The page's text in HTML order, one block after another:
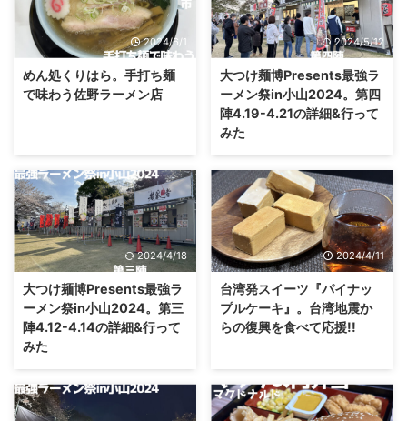
2024/6/1
めん処くりはら。手打ち麺
で味わう佐野ラーメン店
2024/5/12
大つけ麺博Presents最強ラ
ーメン祭in小山2024。第四
陣4.19-4.21の詳細&行って
みた
2024/4/18
大つけ麺博Presents最強ラ
ーメン祭in小山2024。第三
陣4.12-4.14の詳細&行って
みた
2024/4/11
台湾発スイーツ『パイナッ
プルケーキ』。台湾地震か
らの復興を食べて応援!!